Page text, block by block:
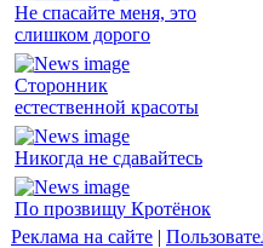
Не спасайте меня, это
слишком дорого
Сторонник
естественной красоты
Никогда не сдавайтесь
По прозвищу Кротёнок
Реклама на сайте |